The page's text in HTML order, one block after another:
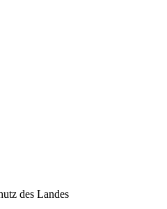
des Landes